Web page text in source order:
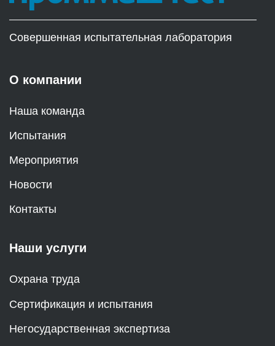
Совершенная испытательная лаборатория
О компании
Наша команда
Испытания
Мероприятия
Новости
Контакты
Наши услуги
Охрана труда
Сертификация и испытания
Негосударственная экспертиза